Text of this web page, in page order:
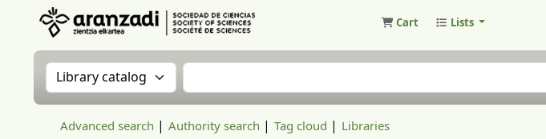
Cart Lists
Search the catalog by:Search the catalog
Advanced search Authority search Tag cloud Libraries